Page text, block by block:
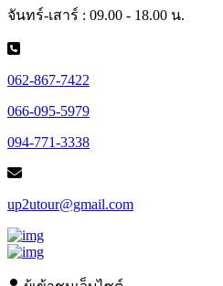
จันทร์-เสาร์ : 09.00 - 18.00 น.
062-867-7422
066-095-5979
094-771-3338
up2utour@gmail.com